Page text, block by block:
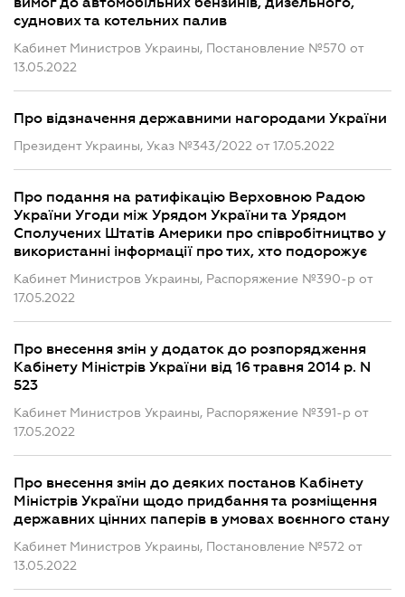
суднових та котельних палив
Кабинет Министров Украины, Постановление №570 от
13.05.2022
Про відзначення державними нагородами України
Президент Украины, Указ №343/2022 от 17.05.2022
Про подання на ратифікацію Верховною Радою
України Угоди між Урядом України та Урядом
Сполучених Штатів Америки про співробітництво у
використанні інформації про тих, хто подорожує
Кабинет Министров Украины, Распоряжение №390-р от
17.05.2022
Про внесення змін у додаток до розпорядження
Кабінету Міністрів України від 16 травня 2014 р. N
523
Кабинет Министров Украины, Распоряжение №391-р от
17.05.2022
Про внесення змін до деяких постанов Кабінету
Міністрів України щодо придбання та розміщення
державних цінних паперів в умовах воєнного стану
Кабинет Министров Украины, Постановление №572 от
13.05.2022